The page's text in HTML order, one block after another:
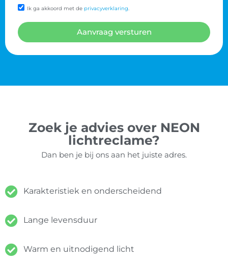
Ik ga akkoord met de privacyverklaring.
Aanvraag versturen
Zoek je advies over NEON
lichtreclame?
Dan ben je bij ons aan het juiste adres.
Karakteristiek en onderscheidend
Lange levensduur
Warm en uitnodigend licht